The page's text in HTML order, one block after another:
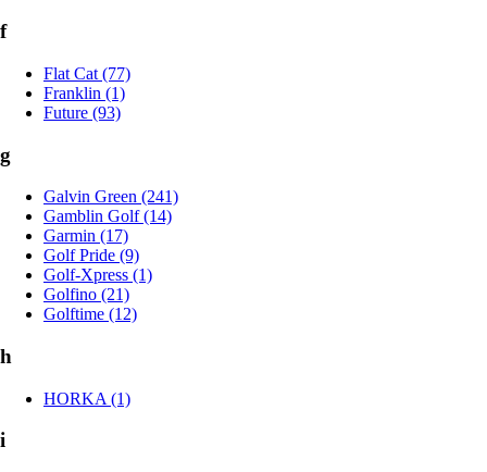
f
Flat Cat (77)
Franklin (1)
Future (93)
g
Galvin Green (241)
Gamblin Golf (14)
Garmin (17)
Golf Pride (9)
Golf-Xpress (1)
Golfino (21)
Golftime (12)
h
HORKA (1)
i